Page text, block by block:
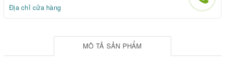
Địa chỉ cửa hàng
MÔ TẢ SẢN PHẨM